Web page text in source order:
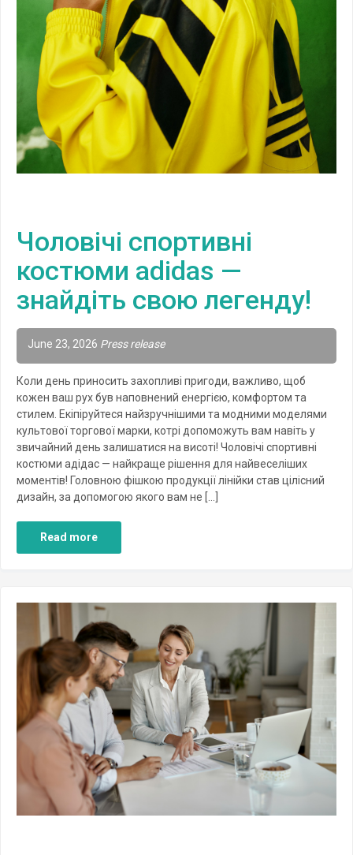
Чоловічі спортивні
костюми adidas —
знайдіть свою легенду!
June 23, 2026 Press release
Коли день приносить захопливі пригоди, важливо, щоб
кожен ваш рух був наповнений енергією, комфортом та
стилем. Екіпіруйтеся найзручнішими та модними моделями
культової торгової марки, котрі допоможуть вам навіть у
звичайний день залишатися на висоті! Чоловічі спортивні
костюми адідас — найкраще рішення для найвеселіших
моментів! Головною фішкою продукції лінійки став цілісний
дизайн, за допомогою якого вам не […]
Read more